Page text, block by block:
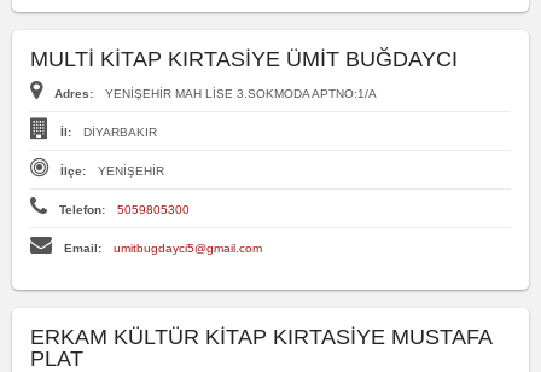
MULTİ KİTAP KIRTASİYE ÜMİT BUĞDAYCI
Adres: YENİŞEHİR MAH LİSE 3.SOKMODA APTNO:1/A
İl: DİYARBAKIR
İlçe: YENİŞEHİR
Telefon: 5059805300
Email: umitbugdayci5@gmail.com
ERKAM KÜLTÜR KİTAP KIRTASİYE MUSTAFA
PLAT